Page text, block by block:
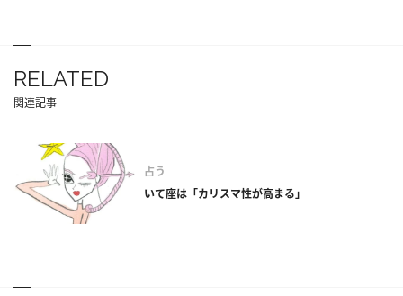
RELATED
関連記事
占う
いて座は「カリスマ性が高まる」